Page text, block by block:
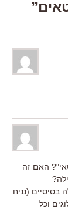
האם זה
בסיסיים (נניח
וכל